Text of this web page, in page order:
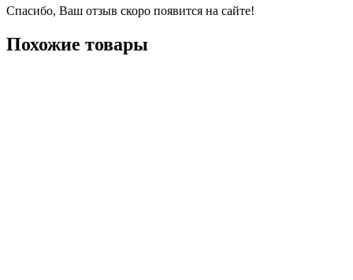
Спасибо, Ваш отзыв скоро появится на сайте!
Похожие товары